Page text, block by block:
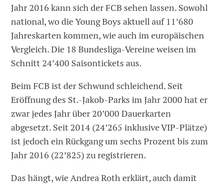
Jahr 2016 kann sich der FCB sehen lassen. Sowohl
national, wo die Young Boys aktuell auf 11’680
Jahreskarten kommen, wie auch im europäischen
Vergleich. Die 18 Bundesliga-Vereine weisen im
Schnitt 24’400 Saisontickets aus.
Beim FCB ist der Schwund schleichend. Seit
Eröffnung des St.-Jakob-Parks im Jahr 2000 hat er
zwar jedes Jahr über 20’000 Dauerkarten
abgesetzt. Seit 2014 (24’265 inklusive VIP-Plätze)
ist jedoch ein Rückgang um sechs Prozent bis zum
Jahr 2016 (22’825) zu registrieren.
Das hängt, wie Andrea Roth erklärt, auch damit